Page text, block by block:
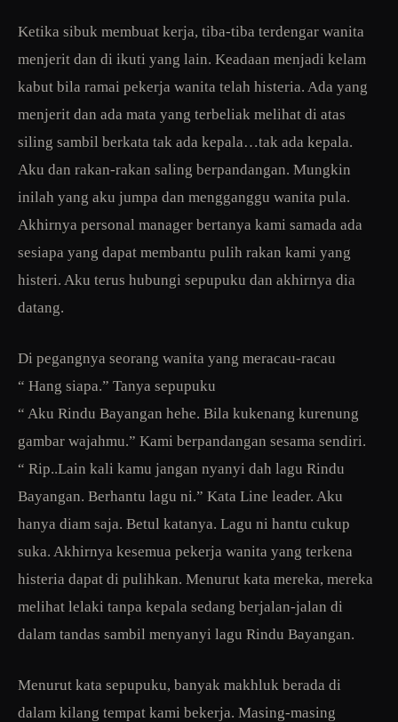
Ketika sibuk membuat kerja, tiba-tiba terdengar wanita
menjerit dan di ikuti yang lain. Keadaan menjadi kelam
kabut bila ramai pekerja wanita telah histeria. Ada yang
menjerit dan ada mata yang terbeliak melihat di atas
siling sambil berkata tak ada kepala…tak ada kepala.
Aku dan rakan-rakan saling berpandangan. Mungkin
inilah yang aku jumpa dan mengganggu wanita pula.
Akhirnya personal manager bertanya kami samada ada
sesiapa yang dapat membantu pulih rakan kami yang
histeri. Aku terus hubungi sepupuku dan akhirnya dia
datang.
Di pegangnya seorang wanita yang meracau-racau
“ Hang siapa.” Tanya sepupuku
“ Aku Rindu Bayangan hehe. Bila kukenang kurenung
gambar wajahmu.” Kami berpandangan sesama sendiri.
“ Rip..Lain kali kamu jangan nyanyi dah lagu Rindu
Bayangan. Berhantu lagu ni.” Kata Line leader. Aku
hanya diam saja. Betul katanya. Lagu ni hantu cukup
suka. Akhirnya kesemua pekerja wanita yang terkena
histeria dapat di pulihkan. Menurut kata mereka, mereka
melihat lelaki tanpa kepala sedang berjalan-jalan di
dalam tandas sambil menyanyi lagu Rindu Bayangan.
Menurut kata sepupuku, banyak makhluk berada di
dalam kilang tempat kami bekerja. Masing-masing